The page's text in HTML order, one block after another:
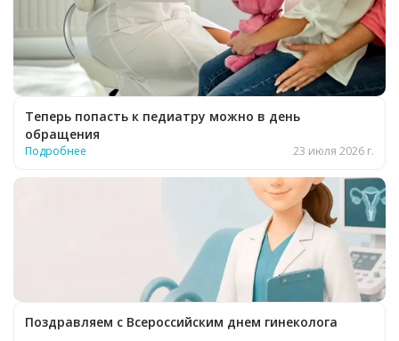
Теперь попасть к педиатру можно в день
обращения
Подробнее 23 июля 2026 г.
Поздравляем с Всероссийским днем гинеколога